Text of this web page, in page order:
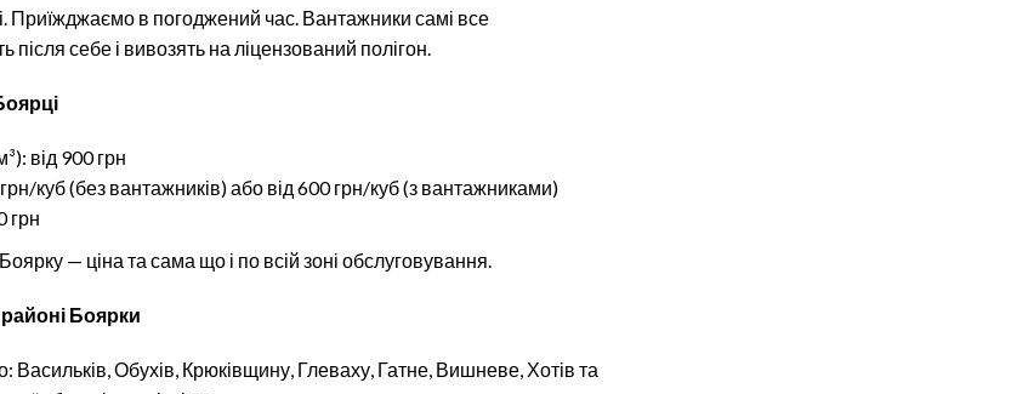
Приїжджаємо в погоджений час. Вантажники самі все
себе і вивозять на ліцензований полігон.
від 900 грн
грн/куб (без вантажників) або від 600 грн/куб (з вантажниками)
грн
— ціна та сама що і по всій зоні обслуговування.
Боярки
Васильків, Обухів, Крюківщину, Глеваху, Гатне, Вишневе, Хотів та